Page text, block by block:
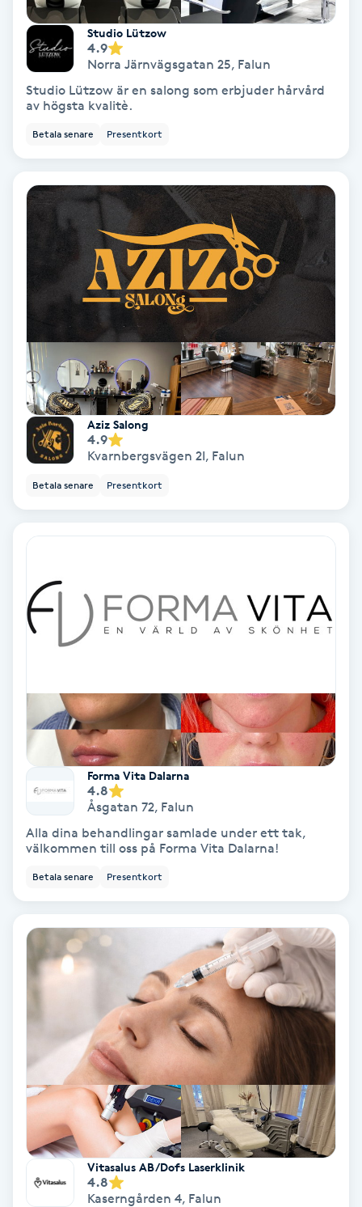
Färgning
Föning
Gel naglar
Gellack
Gellack med förstärkning
Gravidmassage
Gravidyoga
Gruppträning
Gua Sha-massage
Hatha Yoga
Healing
Herrklippning
HIFU
Hollywood Peel
Hot Stone Massage
Hot yoga
Hudföryngring
Hudvård
Hyperhidros
Hypnos
Hårborttagning
Hårbottenbehandling
Studio Lützow
4.9
Norra Järnvägsgatan 25, Falun
Studio Lützow är en salong som erbjuder hårvård
av högsta kvalitè.
Betala senare Presentkort
Aziz Salong
4.9
Kvarnbergsvägen 2I, Falun
Betala senare Presentkort
Forma Vita Dalarna
4.8
Åsgatan 72, Falun
Alla dina behandlingar samlade under ett tak,
välkommen till oss på Forma Vita Dalarna!
Betala senare Presentkort
Vitasalus AB/Dofs Laserklinik
4.8
Kaserngården 4, Falun